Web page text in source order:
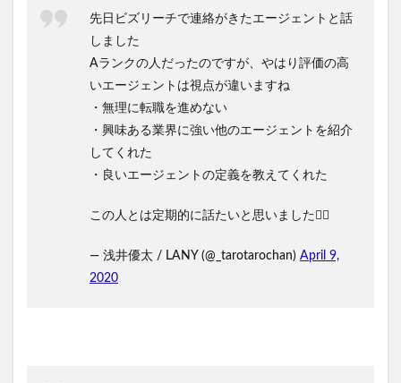
先日ビズリーチで連絡がきたエージェントと話
しました
Aランクの人だったのですが、やはり評価の高
いエージェントは視点が違いますね
・無理に転職を進めない
・興味ある業界に強い他のエージェントを紹介
してくれた
・良いエージェントの定義を教えてくれた
この人とは定期的に話たいと思いました🙆‍♂️
— 浅井優太 / LANY (@_tarotarochan) April 9,
2020